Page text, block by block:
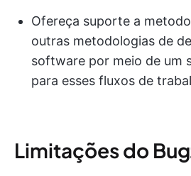
Ofereça suporte a
outras metodologias de
software por meio de um
para esses fluxos de
Limitações do